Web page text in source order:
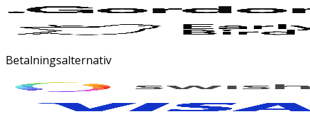
Betalningsalternativ